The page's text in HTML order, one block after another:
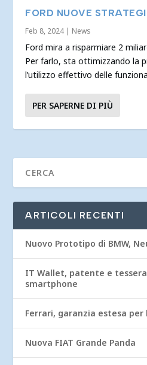
FORD NUOVE
Feb 8, 2024 | News
Ford mira a risparmiare 2
Per farlo, sta ottimizzando la
l’utilizzo effettivo delle
PER SAPERNE DI PIÙ
ARTICOLI RECENTI
Nuovo Prototipo di BMW,
IT Wallet, patente e
smartphone
Ferrari, garanzia estesa
Nuova FIAT Grande Panda